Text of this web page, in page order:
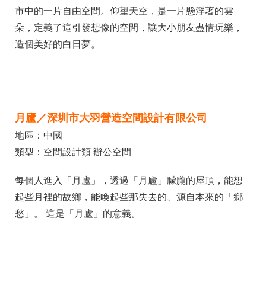
市中的一片自由空間。仰望天空，是一片懸浮著的雲
朵，定義了這引發想像的空間，讓大小朋友盡情玩樂，
造個美好的白日夢。
月廬／深圳市大羽營造空間設計有限公司
地區：中國
類型：空間設計類 辦公空間
每個人進入「月廬」，透過「月廬」朦朧的屋頂，能想
起些月裡的故鄉，能喚起些那失去的、源自本來的「鄉
愁」。 這是「月廬」的意義。